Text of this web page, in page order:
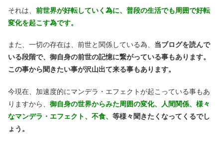
それは、 前世界が好転していく為に、普段の生活でも周囲で好転
変化を起こす為です。
また、一切の存在は、前世と関係している為、 当ブログを読んで
いる段階で、御自身の前世の記憶に繋がっている事もあります。
この事から聞きたい事が沢山出て来る事もあります。
今現在、加速度的にマンデラ・エフェクトが起こっている事もあ
りますから、 御自身の世界からみた周囲の変化、人間関係、様々
なマンデラ・エフェクト、不食、 等様々聞きたくなってくるでし
ょう。